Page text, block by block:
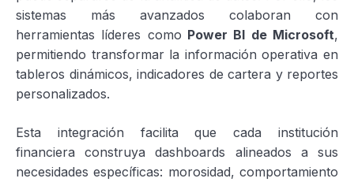
sistemas más avanzados colaboran con
herramientas líderes como Power BI de Microsoft,
permitiendo transformar la información operativa en
tableros dinámicos, indicadores de cartera y reportes
personalizados.
Esta integración facilita que cada institución
financiera construya dashboards alineados a sus
necesidades específicas: morosidad, comportamiento